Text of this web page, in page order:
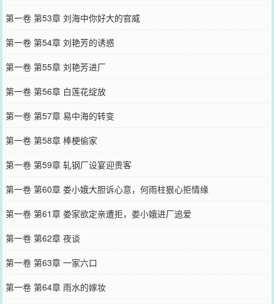
第一卷 第53章 刘海中你好大的官威
第一卷 第54章 刘艳芳的诱惑
第一卷 第55章 刘艳芳进厂
第一卷 第56章 白莲花绽放
第一卷 第57章 易中海的转变
第一卷 第58章 棒梗偷家
第一卷 第59章 轧钢厂设宴迎贵客
第一卷 第60章 娄小娥大胆诉心意，何雨柱狠心拒情缘
第一卷 第61章 娄家欲定亲遭拒，娄小娥进厂追爱
第一卷 第62章 夜谈
第一卷 第63章 一家六口
第一卷 第64章 雨水的嫁妆